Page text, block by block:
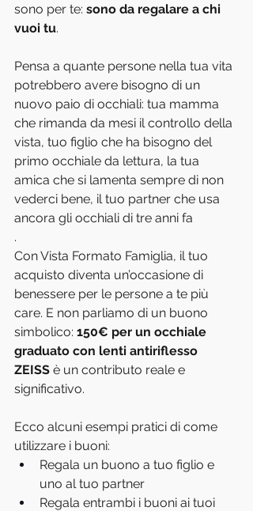
sono per te: sono da regalare a chi
vuoi tu.
Pensa a quante persone nella tua vita
potrebbero avere bisogno di un
nuovo paio di occhiali: tua mamma
che rimanda da mesi il controllo della
vista, tuo figlio che ha bisogno del
primo occhiale da lettura, la tua
amica che si lamenta sempre di non
vederci bene, il tuo partner che usa
ancora gli occhiali di tre anni fa
.
Con Vista Formato Famiglia, il tuo
acquisto diventa un’occasione di
benessere per le persone a te più
care. E non parliamo di un buono
simbolico: 150€ per un occhiale
graduato con lenti antiriflesso
ZEISS è un contributo reale e
significativo.
Ecco alcuni esempi pratici di come
utilizzare i buoni:
Regala un buono a tuo figlio e
uno al tuo partner
Regala entrambi i buoni ai tuoi